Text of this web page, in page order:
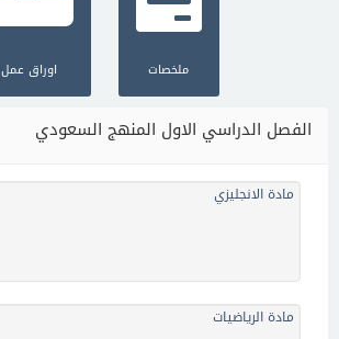
ملخصات اوراق عمل
الفصل الدراسي الاول المنهج السعودي
مادة الانجليزي
مادة الرياضيات